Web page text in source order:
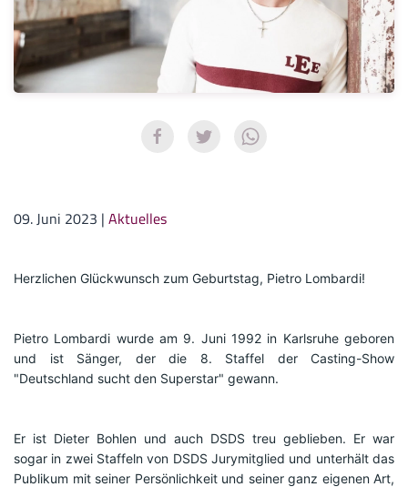
09. Juni 2023 | Aktuelles
Herzlichen Glückwunsch zum Geburtstag, Pietro Lombardi!
Pietro Lombardi wurde am 9. Juni 1992 in Karlsruhe geboren
und ist Sänger, der die 8. Staffel der Casting-Show
"Deutschland sucht den Superstar" gewann.
Er ist Dieter Bohlen und auch DSDS treu geblieben. Er war
sogar in zwei Staffeln von DSDS Jurymitglied und unterhält das
Publikum mit seiner Persönlichkeit und seiner ganz eigenen Art,